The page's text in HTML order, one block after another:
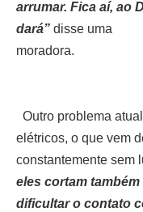
arrumar. Fica aí, ao
dará” disse uma
moradora.
Outro problema
elétricos, o que vem
constantemente sem
eles cortam
dificultar o contato